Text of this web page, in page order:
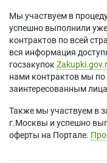
Мы участвуем в
успешно выполнили
контрактов по всей
вся информация
госзакупок
нами контрактов мы
заинтересованным
Также мы участвуем в
г.Москвы и успешно
оферты на Портале.